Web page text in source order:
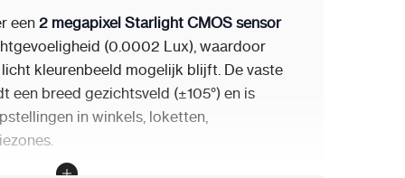
een2 megapixel Starlight CMOS sensor
(0.0002 Lux), waardoor
kleurenbeeld mogelijk blijft. De vaste
een breed gezichtsveld (±105°) en is
in winkels, loketten,